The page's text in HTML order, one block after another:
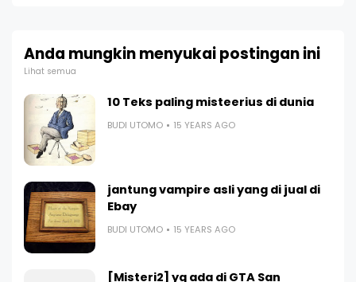
Anda mungkin menyukai postingan ini
Lihat semua
10 Teks paling misteerius di dunia
BUDI UTOMO 15 YEARS AGO
jantung vampire asli yang di jual di
Ebay
BUDI UTOMO 15 YEARS AGO
[Misteri2] yg ada di GTA San